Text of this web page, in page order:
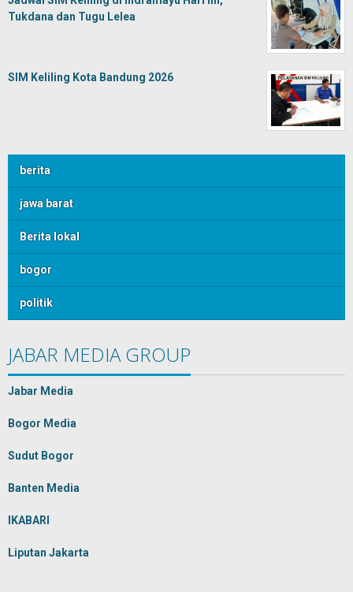
Tukdana dan Tugu Lelea
SIM Keliling Kota Bandung 2026
berita
jawa barat
Berita lokal
bogor
politik
JABAR MEDIA GROUP
Jabar Media
Bogor Media
Sudut Bogor
Banten Media
IKABARI
Liputan Jakarta